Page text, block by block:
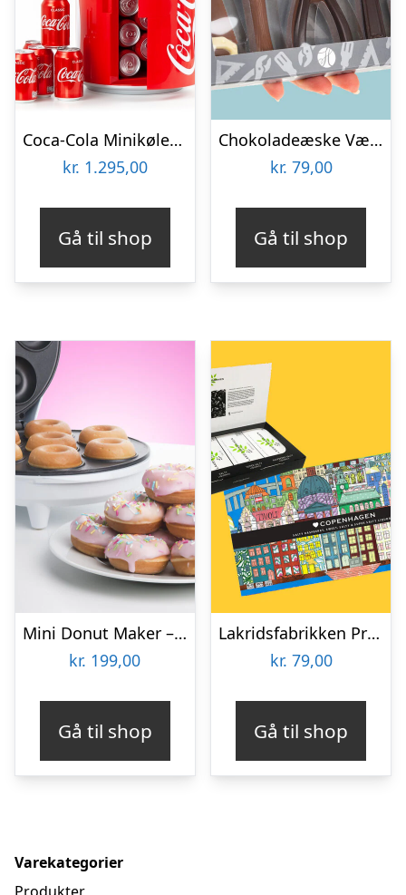
Coca-Cola Minikøleskab
kr. 1.295,00
Gå til shop
Chokoladeæske Værktøj
kr. 79,00
Gå til shop
Mini Donut Maker – KitchPro
kr. 199,00
Gå til shop
Lakridsfabrikken Premiumlakrids – Copenhagen
kr. 79,00
Gå til shop
Varekategorier